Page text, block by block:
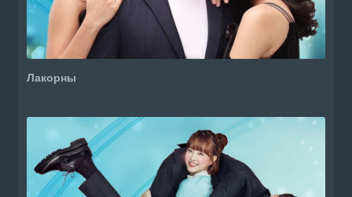
Лакорны